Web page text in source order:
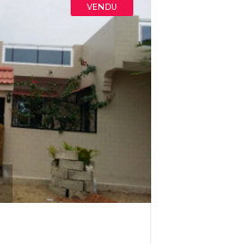
VENDU